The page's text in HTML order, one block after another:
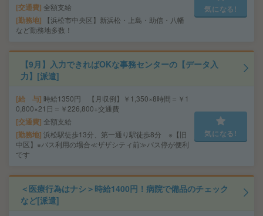
交通費 全額支給
勤務地
【浜松市中央区】新浜松・上島・助信・八幡
など勤務地多数！
気になる!
【9月】入力できればOKな事務センターの【データ入
力】[派遣]
給 与 時給1350円 【月収例】￥1,350×8時間＝￥1
0,800×21日＝￥226,800+交通費
交通費 全額支給
勤務地 浜松駅徒歩13分、第一通り駅徒歩8分 ※【旧
中区】※バス利用の場合≪ザザシティ前≫バス停が便利
です
気になる!
＜医療行為はナシ＞時給1400円！病院で備品のチェック
など[派遣]